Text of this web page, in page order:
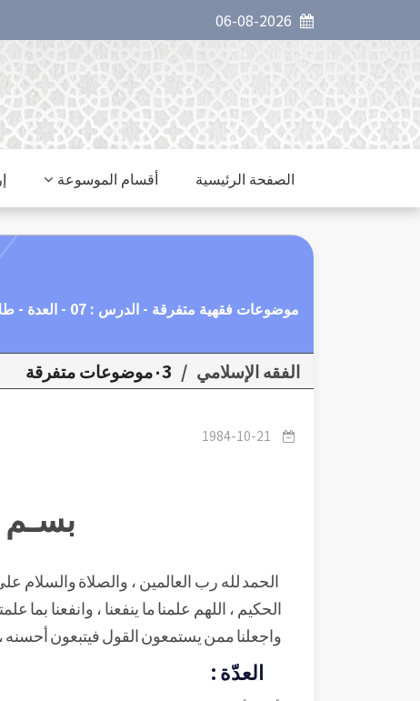
الصفحة الرئيسية أقسام الموسوعة
موضوعات فقهية متفرقة - الدرس : 07 - العدة - طلاق الفار.
الفقه الإسلامي / ٠3موضوعات متفرقة
1984-10-21
بسـم
الحمد لله رب العالمين ، والصلاة والسلام
الحكيم ، اللهم علمنا ما ينفعنا ، وانفعنا بما
واجعلنا ممن يستمعون القول فيتبعون أحسنه
العدّة :